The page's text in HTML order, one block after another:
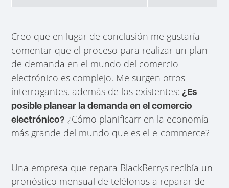
Creo que en lugar de conclusión me gustaría
comentar que el proceso para realizar un plan
de demanda en el mundo del comercio
electrónico es complejo. Me surgen otros
interrogantes, además de los existentes: ¿Es
posible planear la demanda en el comercio
electrónico? ¿Cómo planificarr en la economía
más grande del mundo que es el e-commerce?
Una empresa que repara BlackBerrys recibía un
pronóstico mensual de teléfonos a reparar de